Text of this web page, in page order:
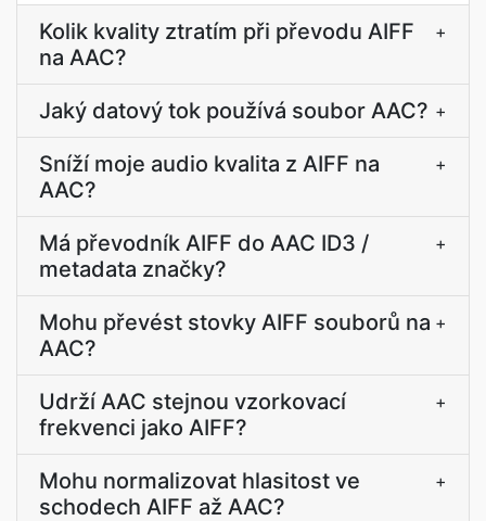
Kolik kvality ztratím při převodu AIFF
na AAC?
+
Jaký datový tok používá soubor AAC? +
Sníží moje audio kvalita z AIFF na
AAC?
+
Má převodník AIFF do AAC ID3 /
metadata značky?
+
Mohu převést stovky AIFF souborů na
AAC?
+
Udrží AAC stejnou vzorkovací
frekvenci jako AIFF?
+
Mohu normalizovat hlasitost ve
schodech AIFF až AAC?
+